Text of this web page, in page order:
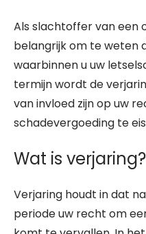
Als slachtoffer van een
belangrijk om te weten
waarbinnen u uw
termijn wordt de
van invloed zijn op uw
schadevergoeding te
Wat is verjaring?
Verjaring houdt in dat
periode uw recht om